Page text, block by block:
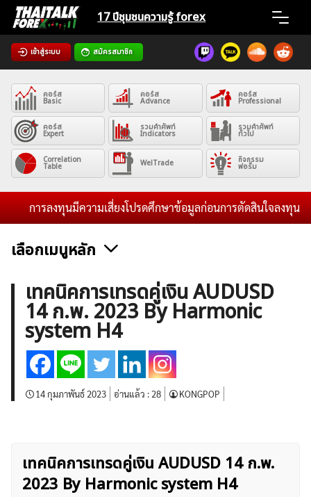
Skip
content
17 ปีชุมชนความรู้ forex
เข้าสู่ระบบ สมัครสมาชิก
Home
News
Articles
VPS Register
ค้นหา
สำหรับ:
คอร์ส
Basic
คอร์ส
Advance
คอร์ส
Professional
คอร์ส
Expert
รวมคำศัพท์
Indicators
รวมคำศัพท์
ทั่วไป
Correlation
Table WelTrade กิจกรรม
ฟอรั่ม
การลงทุนมีความเสี่ยงโปรดศึกษาข้อมูลก่อนการตัดสินใจลงทุน แล
เลือกเมนูหลัก
ข่าวฟอเร็กซ์และสกุลเงิน คริปโตเคอร์เรนซี
ฟรีซิกแนล รายวัน
บทวิเคราะห์
เศรษฐกิจทั่วไป ดัชนี-หุ้น
พันธบัตร
สินค้าโภคภัณฑ์
โบรกเกอร์ FX
กองทุน Forex
ฟรี EA
เทคนิคการเทรดคู่เงิน AUDUSD
14 ก.พ. 2023 By Harmonic
system H4
14 กุมภาพันธ์ 2023 อ่านแล้ว :28 KONGPOP
เทคนิคการเทรดคู่เงิน AUDUSD 14 ก.พ.
2023 By Harmonic system H4